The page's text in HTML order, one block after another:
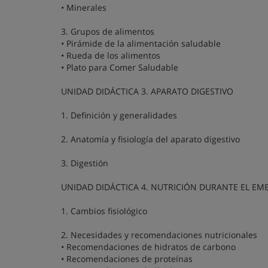
• Minerales
3. Grupos de alimentos
• Pirámide de la alimentación saludable
• Rueda de los alimentos
• Plato para Comer Saludable
UNIDAD DIDÁCTICA 3. APARATO DIGESTIVO
1. Definición y generalidades
2. Anatomía y fisiología del aparato digestivo
3. Digestión
UNIDAD DIDÁCTICA 4. NUTRICIÓN DURANTE EL
1. Cambios fisiológico
2. Necesidades y recomendaciones nutricionales
• Recomendaciones de hidratos de carbono
• Recomendaciones de proteínas